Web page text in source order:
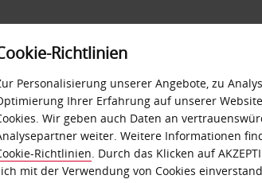
SELF-SERVICES
Richtlinien
Personalisierung unserer Angebote, zu
Ihrer Erfahrung auf unserer
Wir geben auch Daten an
weiter. Weitere Informationen
Richtlinien. Durch das Klicken auf
mit der Verwendung von Cookies